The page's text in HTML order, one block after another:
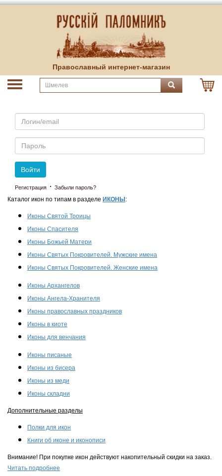
Православный интернет-магазин
Email
Пароль
Войти
Регистрация · Забыли пароль?
Каталог икон по типам в разделе ИКОНЫ :
Иконы Святой Троицы
Иконы Спасителя
Иконы Божьей Матери
Иконы Святых Покровителей. Мужские имена
Иконы Святых Покровителей. Женские имена
Иконы Архангелов
Иконы Ангела-Хранителя
Иконы православных праздников
Иконы в киоте
Иконы для венчания
Иконы писаные
Иконы из бисера
Иконы из меди
Иконы складни
Дополнительные разделы
Полки для икон
Книги об иконе и иконописи
Внимание! При покупке икон действуют накопительный скидки на заказ.
Читать подробнее